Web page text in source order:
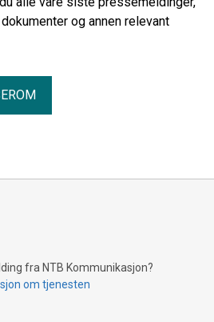
og annen relevant
fra NTB Kommunikasjon?
om tjenesten